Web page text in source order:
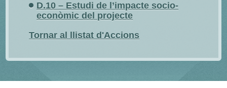
D.10 – Estudi de l’impacte socio-
econòmic del projecte
Tornar al llistat d'Accions